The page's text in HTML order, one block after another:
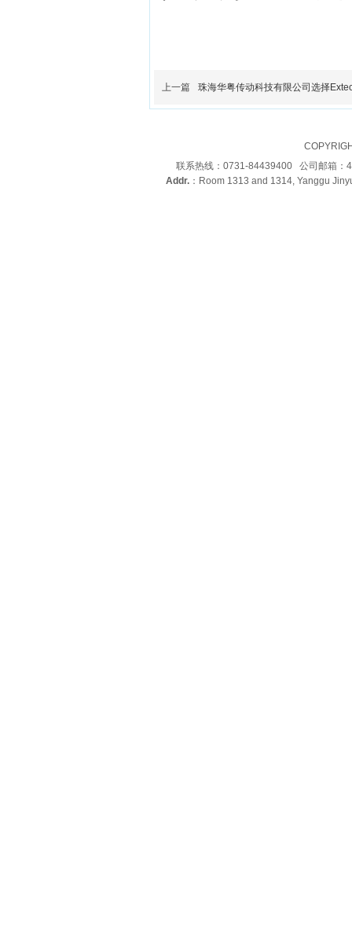
上一篇 珠海华粤传动科技有限公司选择
联系热线：0731-84439400 公司邮箱
Addr.：Room 1313 and 1314, Yanggu